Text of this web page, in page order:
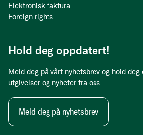
Elektronisk faktura
Foreign rights
Hold deg oppdatert!
Meld deg på vårt nyhetsbrev og hold deg
utgivelser og nyheter fra oss.
Meld deg på nyhetsbrev